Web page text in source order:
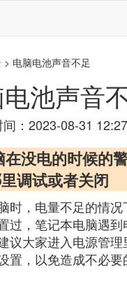
> 电脑电池声音不足
池声音
间：2023-08-31
没电的时候的
调试或者关闭
时，电量不足的情况
过，笔记本电脑遇
议大家进入电源管
置，以免造成不必要